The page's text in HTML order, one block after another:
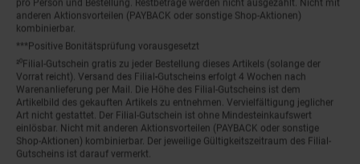
anderen Aktionsvorteilen (PAYBACK oder sonstige Shop-Aktionen)
kombinierbar.
***Positive Bonitätsprüfung vorausgesetzt
²⁰Filial-Gutschein gratis zu jeder Bestellung dieses Artikels (solange der
Vorrat reicht). Versand des Filial-Gutscheins erfolgt 4 Wochen nach
Warenanlieferung per Mail. Die Höhe des Filial-Gutscheins ist dem
Artikelbild des gekauften Artikels zu entnehmen. Vervielfältigung jeglicher
Art nicht gestattet. Der Filial-Gutschein ist ohne Mindesteinkaufswert
einlösbar. Nicht mit anderen Aktionsvorteilen (PAYBACK oder sonstige
Shop-Aktionen) kombinierbar. Der jeweilige Gültigkeitszeitraum des Filial-
Gutscheins ist darauf vermerkt.